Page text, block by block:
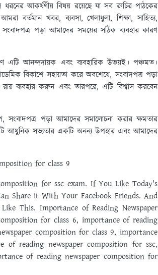
ধরনের আকর্ষণীয় বিষয় রয়েছে যা সব রুচির পাঠকের
বর্তমান খবর, ব্যবসা, খেলাধুলা, শিক্ষা, সাহিত্য,
সংবাদপত্র পড়া আমাদের সময়ের সঠিক ব্যবহার কারণ
এটি আনন্দদায়ক এবং ব্যবহারিক উভয়ই। পঞ্চমত।
বিকাশে সহায়তা করে অবশেষে, সংবাদপত্র পড়া
ব্যবহার করুন এবং তারপরে, এটি বিশ্বাস করবেন
সংবাদপত্র পড়া আমাদের সমালোচনা করার ক্ষমতার
আধুনিক সভ্যতার একটি অনন্য উপহার এবং আমাদের
for class 9
for ssc exam. If You Like Today's
Share it With Your Facebook Friends. And
This. Importance of Reading Newspaper
for class 6, importance of reading
composition for class 9, importance
of reading newspaper composition for ssc,
of reading newspaper composition for